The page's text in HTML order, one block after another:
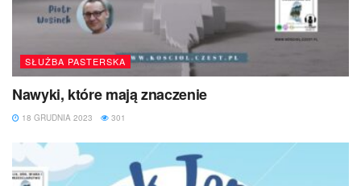
SŁUŻBA PASTERSKA
Nawyki, które mają znaczenie
18 GRUDNIA 2023 301